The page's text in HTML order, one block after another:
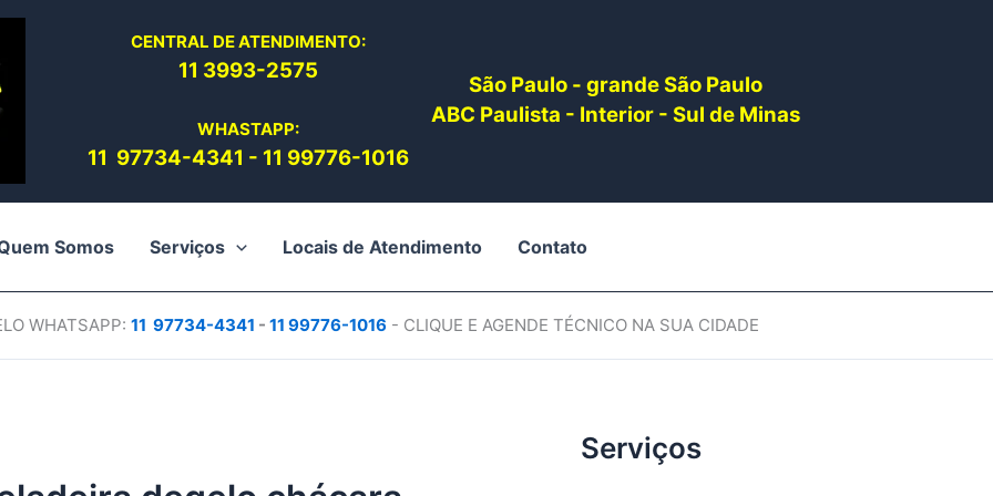
CENTRAL DE ATENDIMENTO:
11 3993-2575
WHASTAPP:
11 97734-4341 - 11 99776-1016
São Paulo - grande São Paulo
ABC Paulista - Interior - Sul de Minas
Somos Serviços Locais de Atendimento Contato
WHATSAPP: 11 97734-4341 - 11 99776-1016 - CLIQUE E AGENDE TÉCNICO NA SUA CIDADE
Serviços